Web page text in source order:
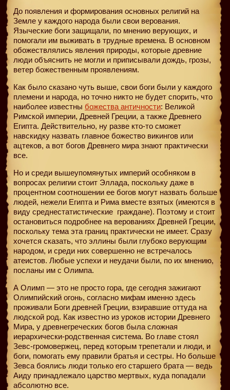
До появления и формирования основных религий на
Земле у каждого народа были свои верования.
Языческие боги защищали, по мнению верующих, и
помогали им выживать в трудные времена. В основном
обожествлялись явления природы, которые древние
люди объяснить не могли и приписывали дождь, грозы,
ветер божественным проявлениям.
Как было сказано чуть выше, свои боги были у каждого
племени и народа, но точно никто не будет спорить, что
наиболее известны божества античности: Великой
Римской империи, Древней Греции, а также Древнего
Египта. Действительно, ну разве кто-то сможет
навскидку назвать главное божество викингов или
ацтеков, а вот богов Древнего мира знают практически
все.
Но и среди вышеупомянутых империй особняком в
вопросах религии стоит Эллада, поскольку даже в
процентном соотношении ее богов могут назвать больше
людей, нежели Египта и Рима вместе взятых (имеются в
виду среднестатистические граждане). Поэтому и стоит
остановиться подробнее на верованиях Древней Греции,
поскольку тема эта границ практически не имеет. Сразу
хочется сказать, что эллины были глубоко верующим
народом, и среди них совершенно не встречалось
атеистов. Любые успехи и неудачи были, по их мнению,
посланы им с Олимпа.
А Олимп — это не просто гора, где сегодня зажигают
Олимпийский огонь, согласно мифам именно здесь
проживали Боги древней Греции, взиравшие оттуда на
людской род. Как известно из уроков истории Древнего
Мира, у древнегреческих богов была сложная
иерархически-родственная система. Во главе стоял
Зевс-громовержец, перед которым трепетали и люди, и
боги, помогать ему правили братья и сестры. Но больше
Зевса боялись люди только его старшего брата — ведь
Аиду принадлежало царство мертвых, куда попадали
абсолютно все.